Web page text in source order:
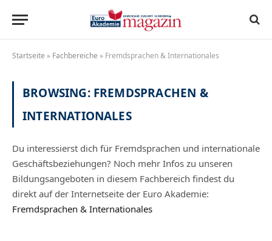
Startseite » Fachbereiche » Fremdsprachen & Internationales
BROWSING: FREMDSPRACHEN &
INTERNATIONALES
Du interessierst dich für Fremdsprachen und internationale
Geschäftsbeziehungen? Noch mehr Infos zu unseren
Bildungsangeboten in diesem Fachbereich findest du
direkt auf der Internetseite der Euro Akademie:
Fremdsprachen & Internationales